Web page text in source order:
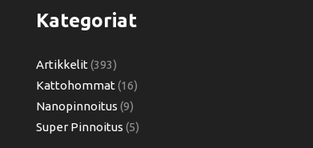
Kategoriat
Artikkelit (393)
Kattohommat (16)
Nanopinnoitus (9)
Super Pinnoitus (5)